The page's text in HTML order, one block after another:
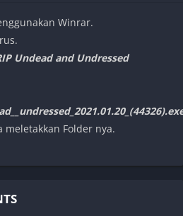
Winrar.
Undead and Undressed
Folder nya.